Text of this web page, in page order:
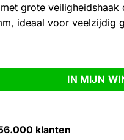
grote
ideaal voor veelzijdig
4 banden met haak op
IN MIJN
klanten